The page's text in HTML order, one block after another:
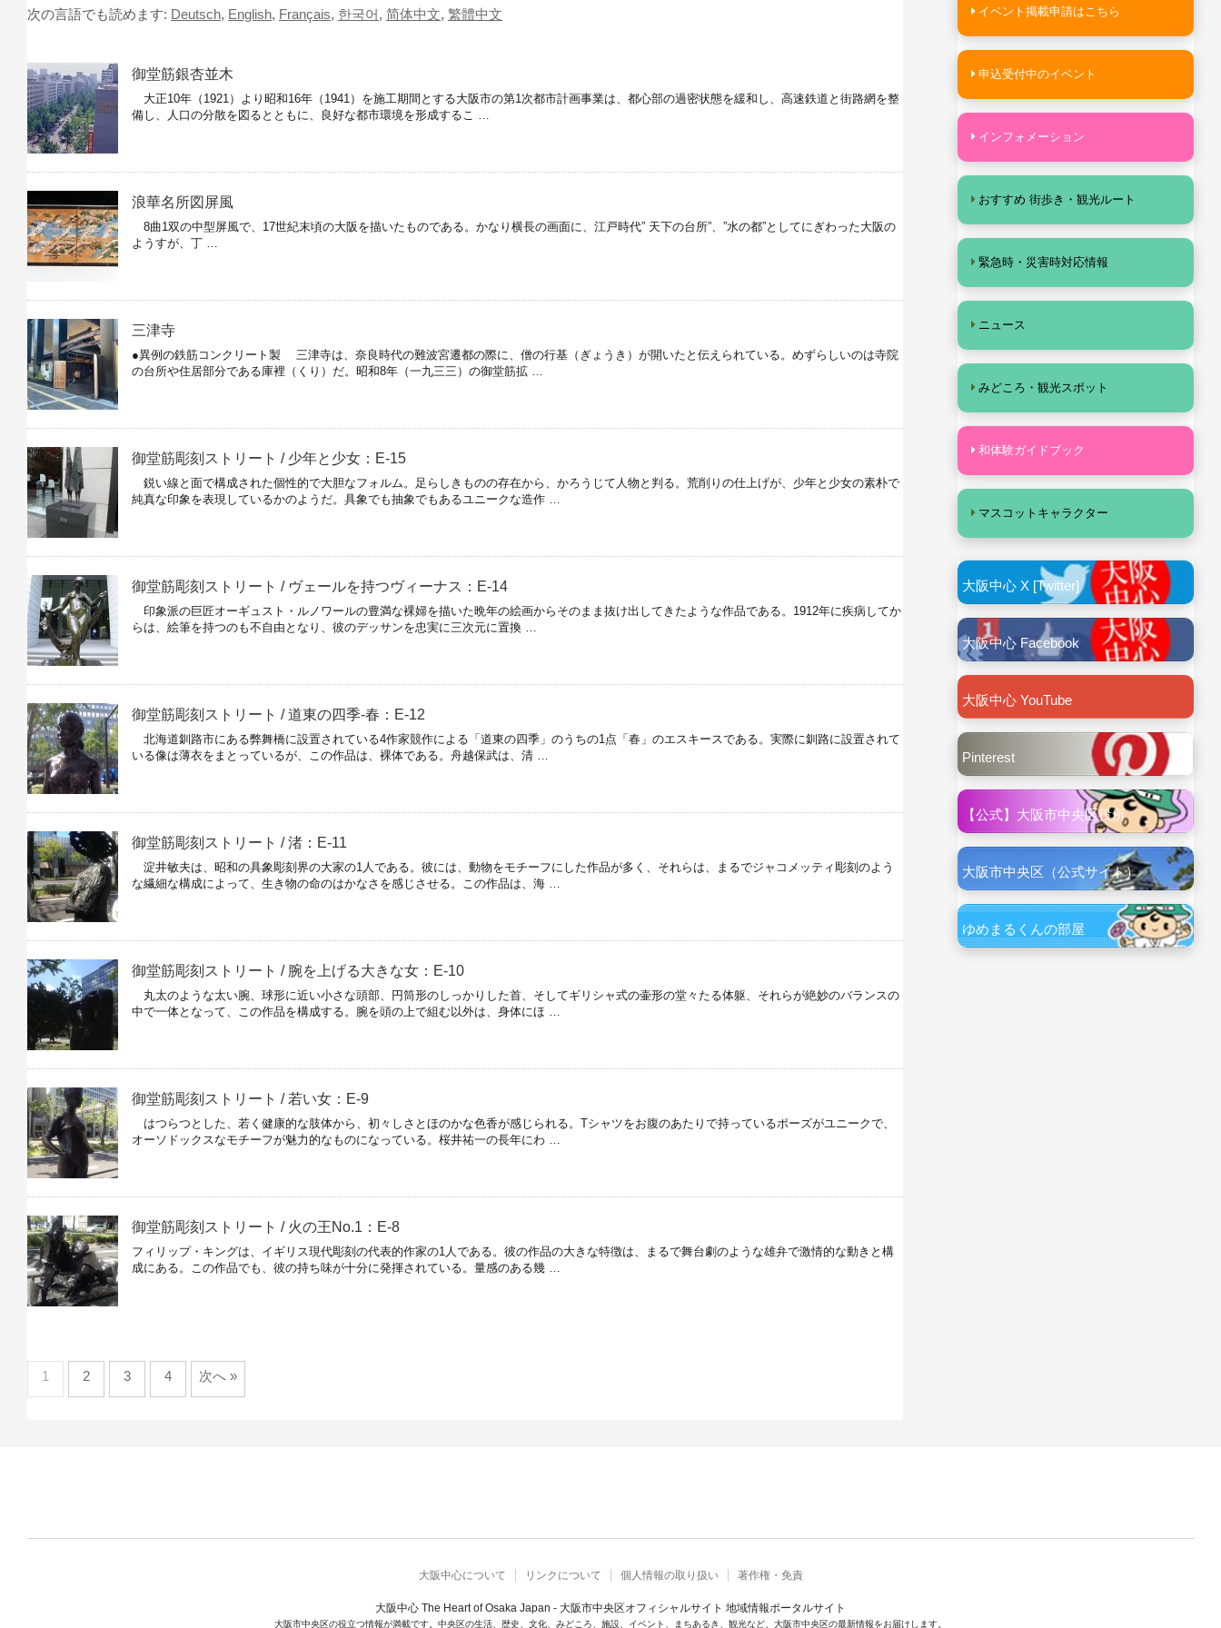
次の言語でも読めます: Deutsch, English, Français, 한국어, 简体中文, 繁體中文
御堂筋銀杏並木
大正10年（1921）より昭和16年（1941）を施工期間とする大阪市の第1次都市計画事業は、都心部の過密状態を緩和し、高速鉄道と街路網を整
備し、人口の分散を図るとともに、良好な都市環境を形成するこ …
浪華名所図屏風
8曲1双の中型屏風で、17世紀末頃の大阪を描いたものである。かなり横長の画面に、江戸時代” 天下の台所”、”水の都”としてにぎわった大阪の
ようすが、丁 …
三津寺
●異例の鉄筋コンクリート製 三津寺は、奈良時代の難波宮遷都の際に、僧の行基（ぎょうき）が開いたと伝えられている。めずらしいのは寺院
の台所や住居部分である庫裡（くり）だ。昭和8年（一九三三）の御堂筋拡 …
御堂筋彫刻ストリート / 少年と少女：E-15
鋭い線と面で構成された個性的で大胆なフォルム。足らしきものの存在から、かろうじて人物と判る。荒削りの仕上げが、少年と少女の素朴で
純真な印象を表現しているかのようだ。具象でも抽象でもあるユニークな造作 …
御堂筋彫刻ストリート / ヴェールを持つヴィーナス：E-14
印象派の巨匠オーギュスト・ルノワールの豊満な裸婦を描いた晩年の絵画からそのまま抜け出してきたような作品である。1912年に疾病してか
らは、絵筆を持つのも不自由となり、彼のデッサンを忠実に三次元に置換 …
御堂筋彫刻ストリート / 道東の四季‐春：E-12
北海道釧路市にある弊舞橋に設置されている4作家競作による「道東の四季」のうちの1点「春」のエスキースである。実際に釧路に設置されて
いる像は薄衣をまとっているが、この作品は、裸体である。舟越保武は、清 …
御堂筋彫刻ストリート / 渚：E-11
淀井敏夫は、昭和の具象彫刻界の大家の1人である。彼には、動物をモチーフにした作品が多く、それらは、まるでジャコメッティ彫刻のよう
な繊細な構成によって、生き物の命のはかなさを感じさせる。この作品は、海 …
御堂筋彫刻ストリート / 腕を上げる大きな女：E-10
丸太のような太い腕、球形に近い小さな頭部、円筒形のしっかりした首、そしてギリシャ式の壷形の堂々たる体躯、それらが絶妙のバランスの
中で一体となって、この作品を構成する。腕を頭の上で組む以外は、身体にほ …
御堂筋彫刻ストリート / 若い女：E-9
はつらつとした、若く健康的な肢体から、初々しさとほのかな色香が感じられる。Tシャツをお腹のあたりで持っているポーズがユニークで、
オーソドックスなモチーフが魅力的なものになっている。桜井祐一の長年にわ …
御堂筋彫刻ストリート / 火の王No.1：E-8
フィリップ・キングは、イギリス現代彫刻の代表的作家の1人である。彼の作品の大きな特徴は、まるで舞台劇のような雄弁で激情的な動きと構
成にある。この作品でも、彼の持ち味が十分に発揮されている。量感のある幾 …
1 2 3 4 次へ »
イベント掲載申請はこちら
申込受付中のイベント
インフォメーション
おすすめ 街歩き・観光ルート
緊急時・災害時対応情報
ニュース
みどころ・観光スポット
和体験ガイドブック
マスコットキャラクター
大阪中心 X [Twitter]
大阪中心 Facebook
大阪中心 YouTube
Pinterest
【公式】大阪市中央区役所
大阪市中央区（公式サイト）
ゆめまるくんの部屋
大阪中心について リンクについて 個人情報の取り扱い 著作権・免責
大阪中心 The Heart of Osaka Japan - 大阪市中央区オフィシャルサイト 地域情報ポータルサイト
大阪市中央区の役立つ情報が満載です。中央区の生活、歴史、文化、みどころ、施設、イベント、まちあるき、観光など、大阪市中央区の最新情報をお届けします。